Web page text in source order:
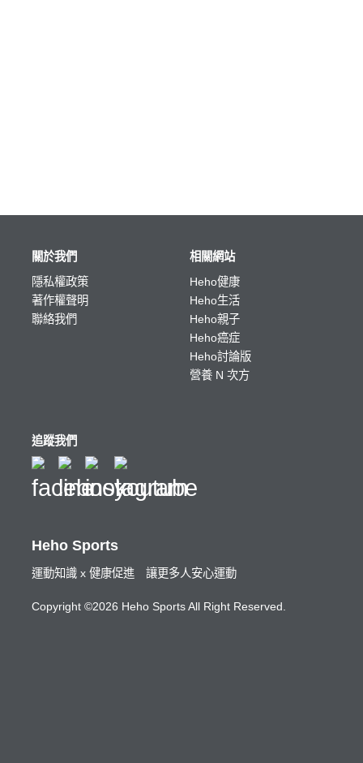
Heho Sports
運動知識 x 健康促進 讓更多人安心運動
Copyright ©2026 Heho Sports All Right Reserved.
關於我們
隱私權政策
著作權聲明
聯絡我們
相關網站
Heho健康
Heho生活
Heho親子
Heho癌症
Heho討論版
營養 N 次方
追蹤我們